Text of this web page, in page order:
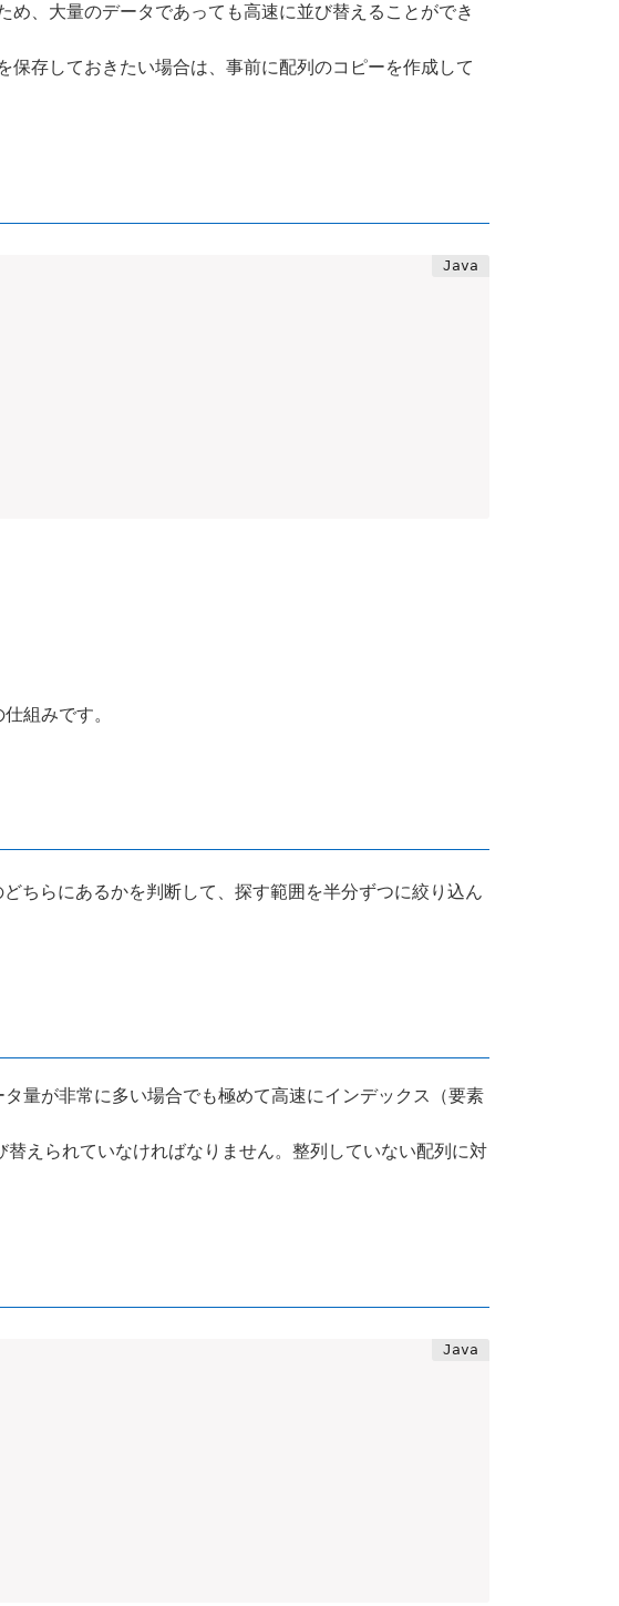
、大量のデータであっても高速に並び替えることができ
存しておきたい場合は、事前に配列のコピーを作成して
組みです。
ちらにあるかを判断して、探す範囲を半分ずつに絞り込ん
量が非常に多い場合でも極めて高速にインデックス（要素
えられていなければなりません。整列していない配列に対